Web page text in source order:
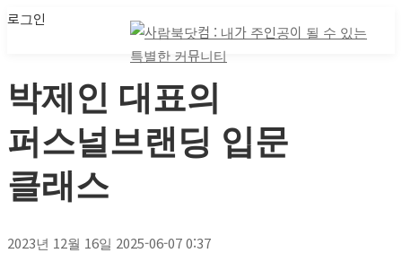
로그인
박제인 대표의
퍼스널브랜딩 입문
클래스
2023년 12월 16일 2025-06-07 0:37